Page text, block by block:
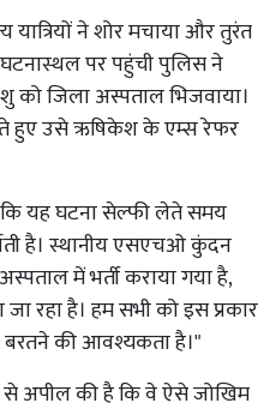
ने शोर मचाया और तुरंत
घटनास्थल पर पहुंची पुलिस ने
जिला अस्पताल भिजवाया।
हुए उसे ऋषिकेश के एम्स रेफर
यह घटना सेल्फी लेते समय
है। स्थानीय एसएचओ कुंदन
में भर्ती कराया गया है,
रहा है। हम सभी को इस प्रकार
की आवश्यकता है।"
से अपील की है कि वे ऐसे जोखिम